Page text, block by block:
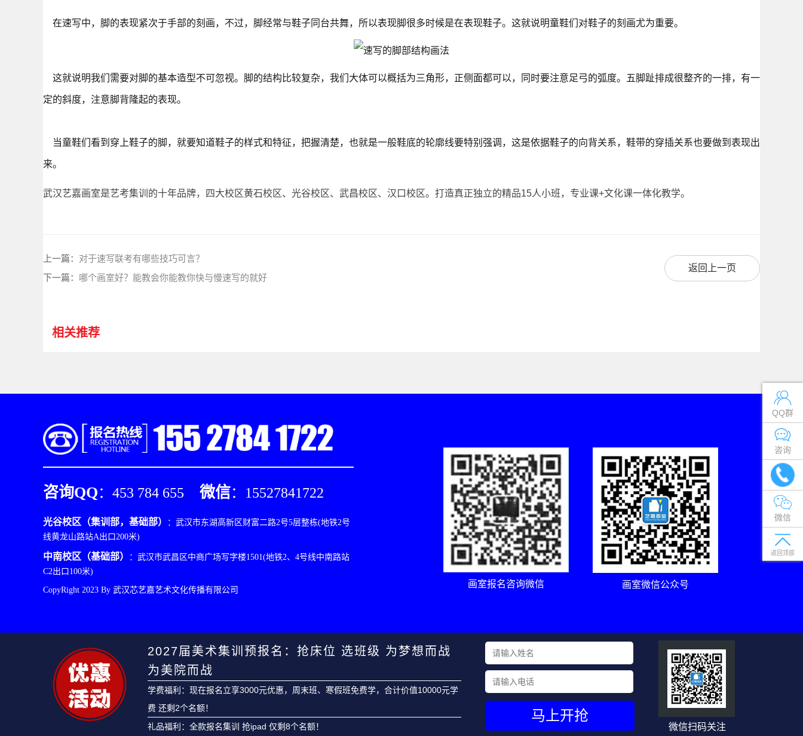
在速写中，脚的表现紧次于手部的刻画，不过，脚经常与鞋子同台共舞，所以表现脚很多时候是在表现鞋子。这就说明童鞋们对鞋子的刻画尤为重要。
这就说明我们需要对脚的基本造型不可忽视。脚的结构比较复杂，我们大体可以概括为三角形，正侧面都可以，同时要注意足弓的弧度。五脚趾排成很整齐的一排，有一
定的斜度，注意脚背隆起的表现。
当童鞋们看到穿上鞋子的脚，就要知道鞋子的样式和特征，把握清楚，也就是一般鞋底的轮廓线要特别强调，这是依据鞋子的向背关系，鞋带的穿插关系也要做到表现出
来。
武汉艺嘉画室是艺考集训的十年品牌，四大校区黄石校区、光谷校区、武昌校区、汉口校区。打造真正独立的精品15人小班，专业课+文化课一体化教学。
上一篇： 对于速写联考有哪些技巧可言？
下一篇： 哪个画室好？能教会你能教你快与慢速写的就好
返回上一页
相关推荐
咨询QQ：453 784 655 微信：15527841722
光谷校区（集训部，基础部）
：武汉市东湖高新区财富二路2号5层整栋(地铁2号
线黄龙山路站A出口200米)
中南校区（基础部）
：武汉市武昌区中商广场写字楼1501(地铁2、4号线中南路站
C2出口100米)
CopyRight 2023 By 武汉芯艺嘉艺术文化传播有限公司
画室报名咨询微信 画室微信公众号
2027届美术集训预报名：抢床位 选班级 为梦想而战
为美院而战
学费福利：现在报名立享3000元优惠，周末班、寒假班免费学，合计价值10000元学
费 还剩2个名额！
礼品福利：全款报名集训 抢ipad 仅剩8个名额！
微信扫码关注
QQ群
咨询
微信
返回顶部